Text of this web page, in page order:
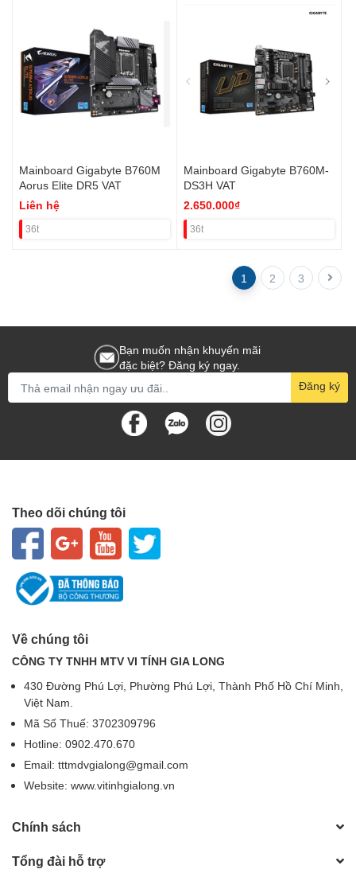
Mainboard Gigabyte B760M
Aorus Elite DR5 VAT
Liên hệ
36t
Mainboard Gigabyte B760M-
DS3H VAT
2.650.000₫
36t
1 2 3
Bạn muốn nhận khuyến mãi
đặc biệt? Đăng ký ngay.
Đăng ký
Theo dõi chúng tôi
Về chúng tôi
CÔNG TY TNHH MTV VI TÍNH GIA LONG
430 Đường Phú Lợi, Phường Phú Lợi, Thành Phố Hồ Chí Minh,
Việt Nam.
Mã Số Thuế: 3702309796
Hotline: 0902.470.670
Email: tttmdvgialong@gmail.com
Website: www.vitinhgialong.vn
Chính sách
Tổng đài hỗ trợ